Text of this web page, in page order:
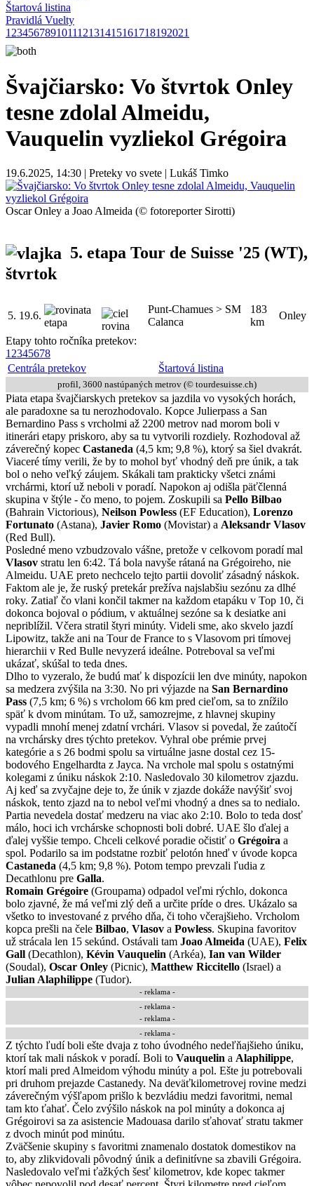
Štartová listina
Pravidlá Vuelty
1 23456789101112131415161718192021
Švajčiarsko: Vo štvrtok Onley
tesne zdolal Almeidu,
Vauquelin vyzliekol Grégoira
19.6.2025, 14:30 | Preteky vo svete | Lukáš Timko
Oscar Onley a Joao Almeida (© fotoreporter Sirotti)
5. etapa Tour de Suisse '25 (WT),
štvrtok
5. 19.6.
Punt-Chamues > SM
Calanca
183
km
Onley
Etapy tohto ročníka pretekov:
1 2345678
Centrála pretekov
Štartová listina
profil, 3600 nastúpaných metrov (© tourdesuisse.ch)
Piata etapa švajčiarskych pretekov sa jazdila vo vysokých horách,
ale paradoxne sa tu nerozhodovalo. Kopce Julierpass a San
Bernardino Pass s vrcholmi až 2200 metrov nad morom boli v
itinerári etapy priskoro, aby sa tu vytvorili rozdiely. Rozhodoval až
záverečný kopec Castaneda (4,5 km; 9,8 %), ktorý sa šiel dvakrát.
Viaceré tímy verili, že by to mohol byť vhodný deň pre únik, a tak
bol o neho veľký záujem. Skákali tam prakticky všetci známi
vrchármi, ktorí už neboli v poradí. Napokon aj odišla päťčlenná
skupina v štýle - čo meno, to pojem. Zoskupili sa Pello Bilbao
(Bahrain Victorious), Neilson Powless (EF Education), Lorenzo
Fortunato (Astana), Javier Romo (Movistar) a Aleksandr Vlasov
(Red Bull).
Posledné meno vzbudzovalo vášne, pretože v celkovom poradí mal
Vlasov stratu len 6:42. Tá bola navyše rátaná na Grégoireho, nie
Almeidu. UAE preto nechcelo tejto partii dovoliť zásadný náskok.
Faktom ale je, že ruský pretekár prežíva najslabšiu sezónu za dlhé
roky. Zatiaľ čo vlani končil takmer na každom etapáku v Top 10, či
dokonca bojoval o pódium, v aktuálnej sezóne sa k desiatke ani
nepriblížil. Včera stratil štyri minúty. Videli sme, ako skvelo jazdí
Lipowitz, takže ani na Tour de France to s Vlasovom pri tímovej
hierarchii v Red Bulle nevyzerá ideálne. Potreboval sa veľmi
ukázať, skúšal to teda dnes.
Dlho to vyzeralo, že budú mať k dispozícii len dve minúty, napokon
sa medzera zvýšila na 3:30. No pri výjazde na San Bernardino
Pass (7,5 km; 6 %) s vrcholom 66 km pred cieľom, sa to znížilo
späť k dvom minútam. To už, samozrejme, z hlavnej skupiny
vypadli mnohí menej zdatní vrchári. Vlasov si povedal, že zaútočí
na vrchársky dres týchto pretekov. Vyhral obe prémie prvej
kategórie a s 26 bodmi spolu sa virtuálne jasne dostal cez 15-
bodového Engelhardta z Jayca. Na vrchole mal spolu s ostatnými
kolegami z úniku náskok 2:10. Nasledovalo 30 kilometrov zjazdu.
Aj keď sa zvyčajne deje to, že únik v zjazde dokáže navýšiť svoj
náskok, tento zjazd na to nebol veľmi vhodný a dnes sa to nedialo.
Partia nevedela dostať medzeru na viac ako 2:10. Bolo to teda dosť
málo, hoci ich vrchárske schopnosti boli dobré. UAE šlo ďalej a
ďalej vyššie tempo. Chceli celkové poradie očistiť o Grégoira a
spol. Podarilo sa im podstatne rozbiť pelotón hneď v úvode kopca
Castaneda (4,5 km; 9,8 %). Potom tempo prevzali ľudia z
Decathlonu pre Galla.
Romain Grégoire (Groupama) odpadol veľmi rýchlo, dokonca
bolo zjavné, že má veľmi zlý deň a určite príde o dres. Ukázalo sa
všetko to investované z prvého dňa, či toho včerajšieho. Vrcholom
kopca prešli na čele Bilbao, Vlasov a Powless. Skupina favoritov
už strácala len 15 sekúnd. Ostávali tam Joao Almeida (UAE), Felix
Gall (Decathlon), Kévin Vauquelin (Arkéa), Ian van Wilder
(Soudal), Oscar Onley (Picnic), Matthew Riccitello (Israel) a
Julian Alaphilippe (Tudor).
- reklama -
- reklama-
- reklama -
- reklama-
Z týchto ľudí boli ešte dvaja z toho úvodného nedeľňajšieho úniku,
ktorí tak mali náskok v poradí. Boli to Vauquelin a Alaphilippe,
ktorí mali pred Almeidom výhodu minúty a pol. Ešte ju potrebovali
pri druhom prejazde Castanedy. Na deväťkilometrovej rovine medzi
záverečným výšľapom prišlo k bezvládiu medzi favoritmi, nemal
tam kto ťahať. Čelo zvýšilo náskok na pol minúty a dokonca aj
Grégoirovi sa za asistencie Madouasa darilo sťahovať stratu takmer
z dvoch minút pod minútu.
Zväčšenie skupiny s favoritmi znamenalo dostatok domestikov na
to, aby zlikvidovali pôvodný únik a definitívne sa zbavili Grégoira.
Nasledovalo veľmi ťažkých šesť kilometrov, kde kopec takmer